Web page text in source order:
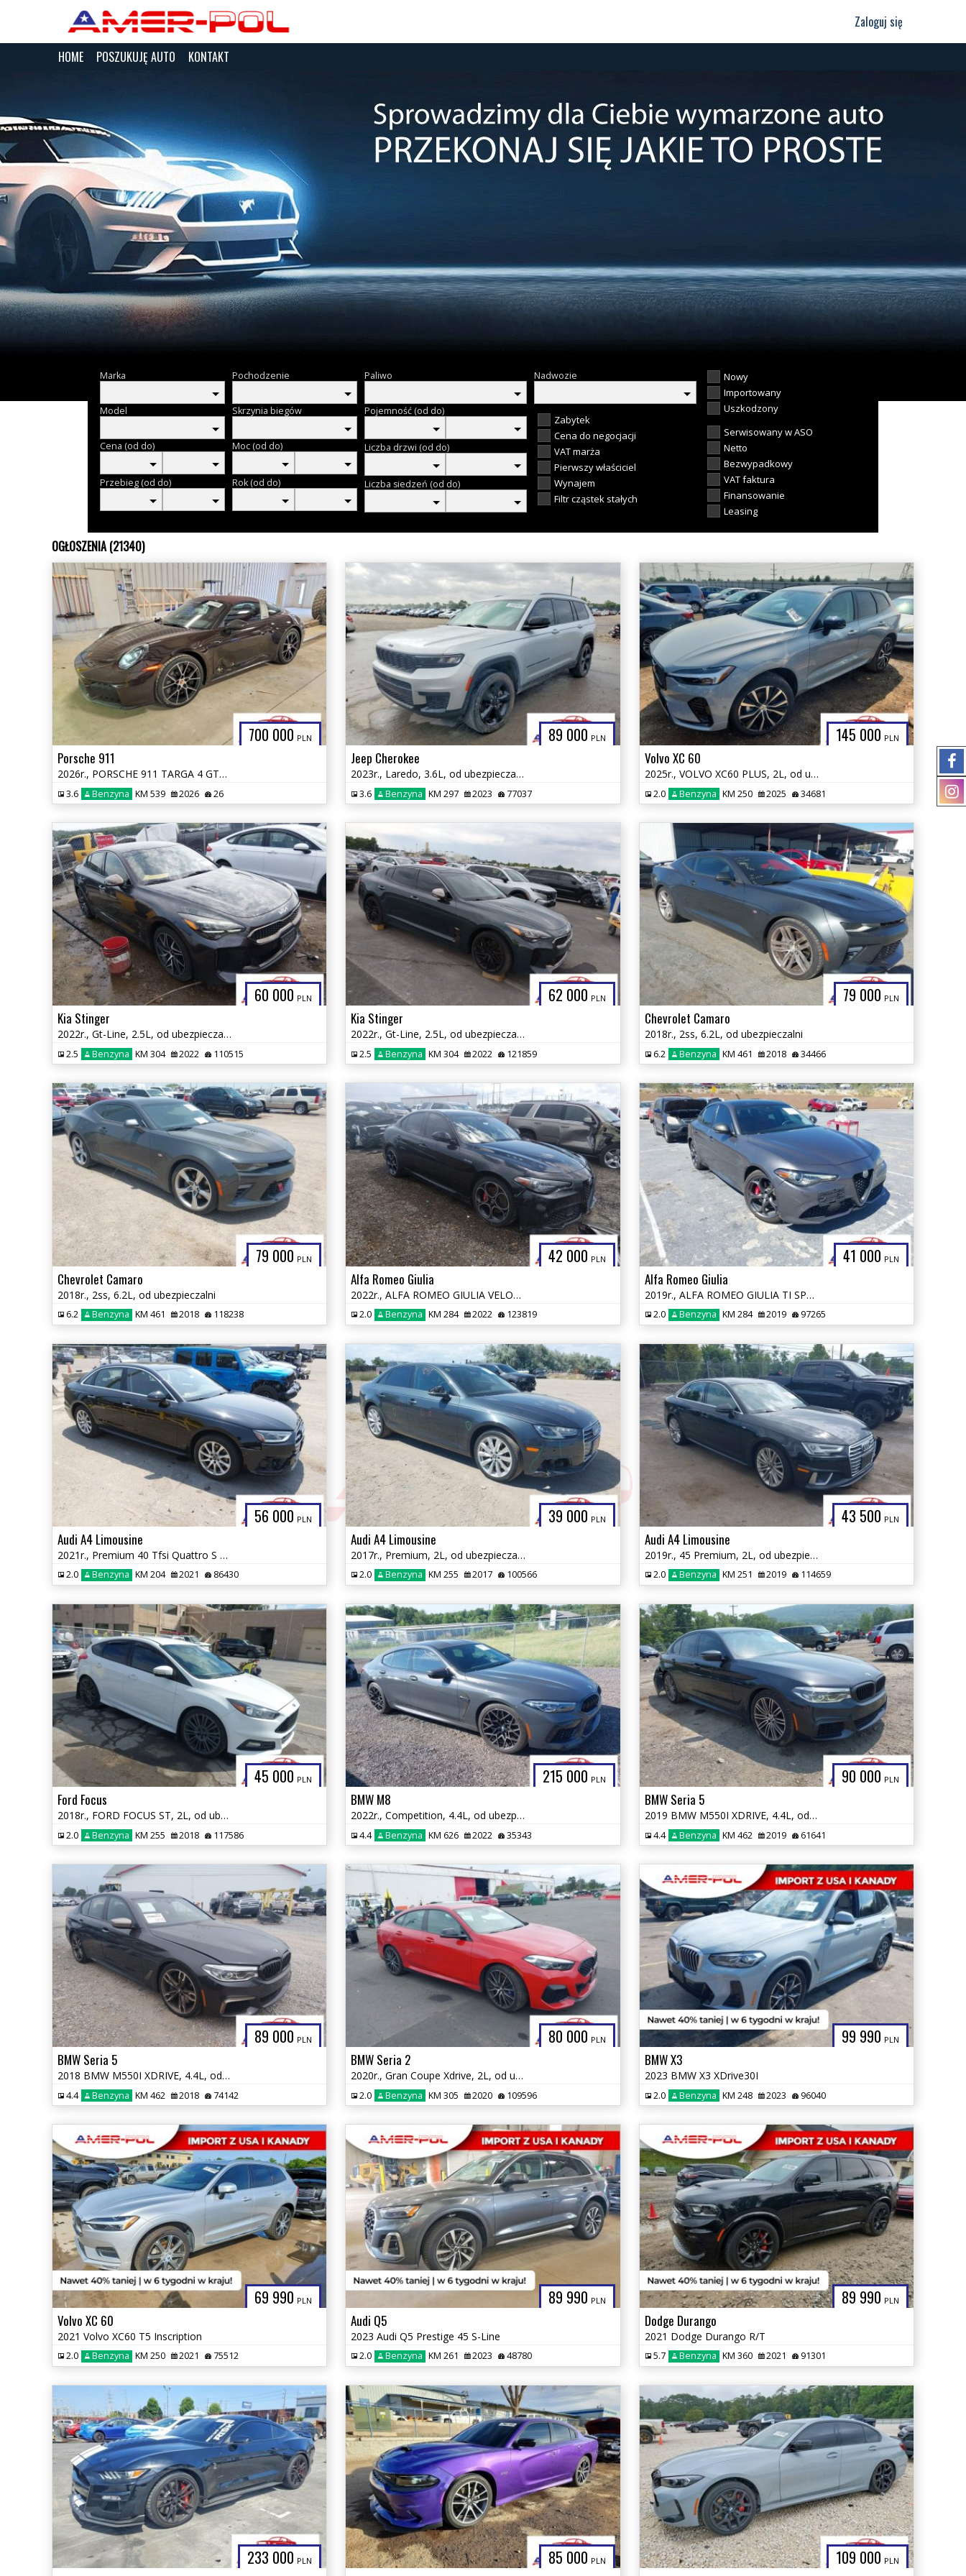
Zaloguj się
HOME POSZUKUJĘ AUTO KONTAKT
Marka
Model
Cena (od do)
Przebieg (od do)
Pochodzenie
Skrzynia biegów
Moc (od do)
Rok (od do)
Paliwo
Pojemność (od do)
Liczba drzwi (od do)
Liczba siedzeń (od do)
Nadwozie
Zabytek
Cena do negocjacji
VAT marża
Pierwszy właściciel
Wynajem
Filtr cząstek stałych
Nowy
Importowany
Uszkodzony
Serwisowany w ASO
Netto
Bezwypadkowy
VAT faktura
Finansowanie
Leasing
OGŁOSZENIA (21340)
700 000 PLN
Porsche 911
2026r., PORSCHE 911 TARGA 4 GTS, 3.6L, od ubezpieczalni
3.6 Benzyna KM 539 2026 26
89 000 PLN
Jeep Cherokee
2023r., Laredo, 3.6L, od ubezpieczalni
3.6 Benzyna KM 297 2023 77037
145 000 PLN
Volvo XC 60
2025r., VOLVO XC60 PLUS, 2L, od ubezpieczalni
2.0 Benzyna KM 250 2025 34681
60 000 PLN
Kia Stinger
2022r., Gt-Line, 2.5L, od ubezpieczalni
2.5 Benzyna KM 304 2022 110515
62 000 PLN
Kia Stinger
2022r., Gt-Line, 2.5L, od ubezpieczalni
2.5 Benzyna KM 304 2022 121859
79 000 PLN
Chevrolet Camaro
2018r., 2ss, 6.2L, od ubezpieczalni
6.2 Benzyna KM 461 2018 34466
79 000 PLN
Chevrolet Camaro
2018r., 2ss, 6.2L, od ubezpieczalni
6.2 Benzyna KM 461 2018 118238
42 000 PLN
Alfa Romeo Giulia
2022r., ALFA ROMEO GIULIA VELOCE TI RWD, 2L, od ubezpieczalni
2.0 Benzyna KM 284 2022 123819
41 000 PLN
Alfa Romeo Giulia
2019r., ALFA ROMEO GIULIA TI SPORT AWD, 2L, od ubezpieczalni
2.0 Benzyna KM 284 2019 97265
56 000 PLN
Audi A4 Limousine
2021r., Premium 40 Tfsi Quattro S Tronic, 2L, od ubezpieczalni
2.0 Benzyna KM 204 2021 86430
39 000 PLN
Audi A4 Limousine
2017r., Premium, 2L, od ubezpieczalni
2.0 Benzyna KM 255 2017 100566
43 500 PLN
Audi A4 Limousine
2019r., 45 Premium, 2L, od ubezpieczalni
2.0 Benzyna KM 251 2019 114659
45 000 PLN
Ford Focus
2018r., FORD FOCUS ST, 2L, od ubezpieczalni
2.0 Benzyna KM 255 2018 117586
215 000 PLN
BMW M8
2022r., Competition, 4.4L, od ubezpieczalni
4.4 Benzyna KM 626 2022 35343
90 000 PLN
BMW Seria 5
2019 BMW M550I XDRIVE, 4.4L, od ubezpieczalni
4.4 Benzyna KM 462 2019 61641
89 000 PLN
BMW Seria 5
2018 BMW M550I XDRIVE, 4.4L, od ubezpieczalni
4.4 Benzyna KM 462 2018 74142
80 000 PLN
BMW Seria 2
2020r., Gran Coupe Xdrive, 2L, od ubezpieczalni
2.0 Benzyna KM 305 2020 109596
99 990 PLN
BMW X3
2023 BMW X3 XDrive30I
2.0 Benzyna KM 248 2023 96040
69 990 PLN
Volvo XC 60
2021 Volvo XC60 T5 Inscription
2.0 Benzyna KM 250 2021 75512
89 990 PLN
Audi Q5
2023 Audi Q5 Prestige 45 S-Line
2.0 Benzyna KM 261 2023 48780
89 990 PLN
Dodge Durango
2021 Dodge Durango R/T
5.7 Benzyna KM 360 2021 91301
233 000 PLN 85 000 PLN 109 000 PLN